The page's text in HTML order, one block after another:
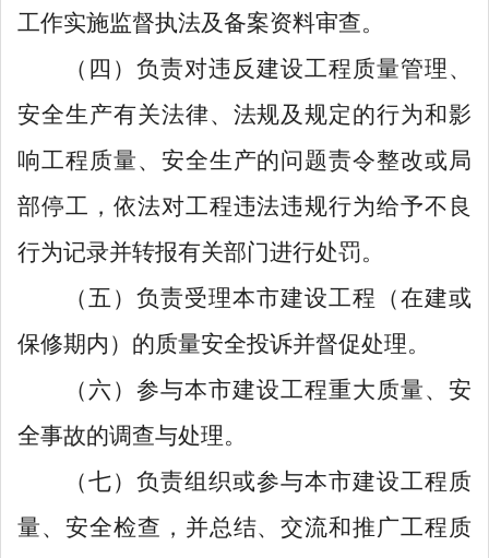
工作实施监督执法及备案资料审查。
（四）负责对违反建设工程质量管理、
安全生产有关法律、法规及规定的行为和影
响工程质量、安全生产的问题责令整改或局
部停工，依法对工程违法违规行为给予不良
行为记录并转报有关部门进行处罚。
（五）负责受理本市建设工程（在建或
保修期内）的质量安全投诉并督促处理。
（六）参与本市建设工程重大质量、安
全事故的调查与处理。
（七）负责组织或参与本市建设工程质
量、安全检查，并总结、交流和推广工程质